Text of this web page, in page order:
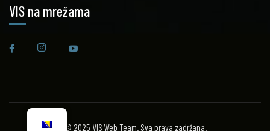
VIS na mrežama
© 2025 VIS Web Team. Sva prava zadržana.